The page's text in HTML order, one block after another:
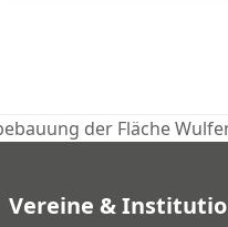
der Fläche
Vereine &